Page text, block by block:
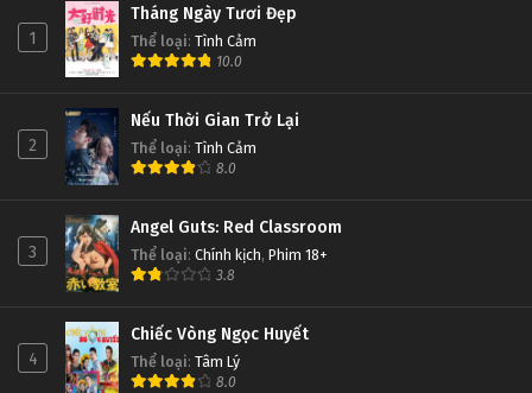
1
Tháng Ngày Tươi Đẹp
Thể loại: Tình Cảm
10.0
2
Nếu Thời Gian Trở Lại
Thể loại: Tình Cảm
8.0
3
Angel Guts: Red Classroom
Thể loại: Chính kịch, Phim 18+
3.8
4
Chiếc Vòng Ngọc Huyết
Thể loại: Tâm Lý
8.0